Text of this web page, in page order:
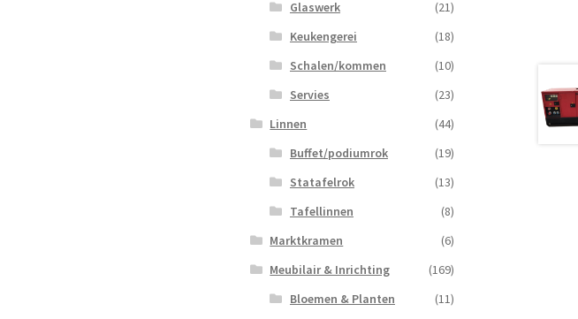
Glaswerk
(21)
Keukengerei
(18)
Schalen/kommen
(10)
Servies
(23)
Linnen
(44)
Buffet/podiumrok
(19)
Statafelrok
(13)
Tafellinnen
(8)
Marktkramen
(6)
Meubilair & Inrichting
(169)
Bloemen & Planten
(11)